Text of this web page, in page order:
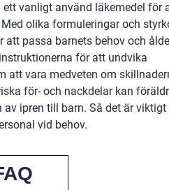
vanligt använd läkemedel för
olika formuleringar och
passa barnets behov och
för att undvika
att vara medveten om
för- och nackdelar kan
ipren till barn. Så det är
vid behov.